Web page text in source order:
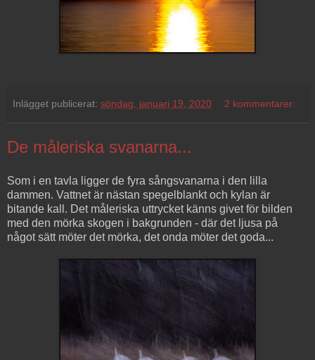
Inlägget publicerat: söndag, januari 19, 2020 2 kommentarer:
De måleriska svanarna...
Som i en tavla ligger de fyra sångsvanarna i den lilla
dammen. Vattnet är nästan spegelblankt och kylan är
bitande kall. Det måleriska uttrycket känns givet för bilden
med den mörka skogen i bakgrunden - där det ljusa på
något sätt möter det mörka, det onda möter det goda...